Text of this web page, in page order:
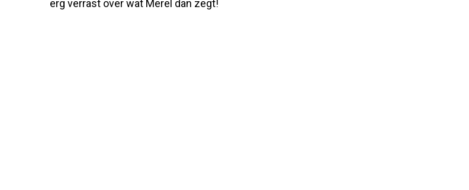
erg verrast over wat Merel dan zegt!